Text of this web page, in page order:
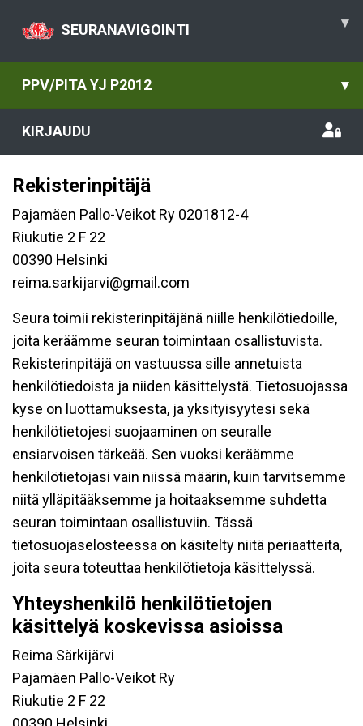
SEURANAVIGOINTI ▾
PPV/PITA YJ P2012 ▾
KIRJAUDU
Rekisterinpitäjä
Pajamäen Pallo-Veikot Ry 0201812-4
Riukutie 2 F 22
00390 Helsinki
reima.sarkijarvi@gmail.com
Seura toimii rekisterinpitäjänä niille henkilötiedoille,
joita keräämme seuran toimintaan osallistuvista.
Rekisterinpitäjä on vastuussa sille annetuista
henkilötiedoista ja niiden käsittelystä. Tietosuojassa
kyse on luottamuksesta, ja yksityisyytesi sekä
henkilötietojesi suojaaminen on seuralle
ensiarvoisen tärkeää. Sen vuoksi keräämme
henkilötietojasi vain niissä määrin, kuin tarvitsemme
niitä ylläpitääksemme ja hoitaaksemme suhdetta
seuran toimintaan osallistuviin. Tässä
tietosuojaselosteessa on käsitelty niitä periaatteita,
joita seura toteuttaa henkilötietoja käsittelyssä.
Yhteyshenkilö henkilötietojen
käsittelyä koskevissa asioissa
Reima Särkijärvi
Pajamäen Pallo-Veikot Ry
Riukutie 2 F 22